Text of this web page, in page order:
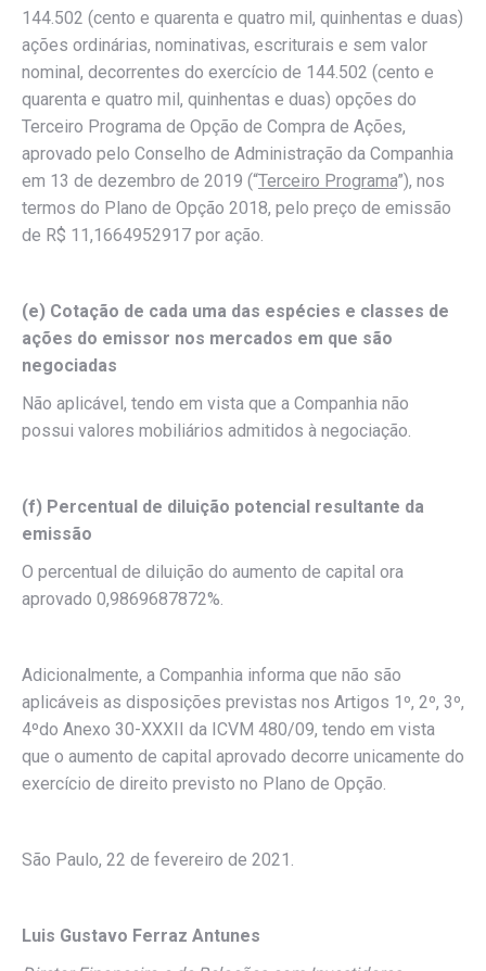
144.502 (cento e quarenta e quatro mil, quinhentas e duas)
ações ordinárias, nominativas, escriturais e sem valor
nominal, decorrentes do exercício de 144.502 (cento e
quarenta e quatro mil, quinhentas e duas) opções do
Terceiro Programa de Opção de Compra de Ações,
aprovado pelo Conselho de Administração da Companhia
em 13 de dezembro de 2019 (“Terceiro Programa”), nos
termos do Plano de Opção 2018, pelo preço de emissão
de R$ 11,1664952917 por ação.
(e) Cotação de cada uma das espécies e classes de
ações do emissor nos mercados em que são
negociadas
Não aplicável, tendo em vista que a Companhia não
possui valores mobiliários admitidos à negociação.
(f) Percentual de diluição potencial resultante da
emissão
O percentual de diluição do aumento de capital ora
aprovado 0,9869687872%.
Adicionalmente, a Companhia informa que não são
aplicáveis as disposições previstas nos Artigos 1º, 2º, 3º,
4ºdo Anexo 30-XXXII da ICVM 480/09, tendo em vista
que o aumento de capital aprovado decorre unicamente do
exercício de direito previsto no Plano de Opção.
São Paulo, 22 de fevereiro de 2021.
Luis Gustavo Ferraz Antunes